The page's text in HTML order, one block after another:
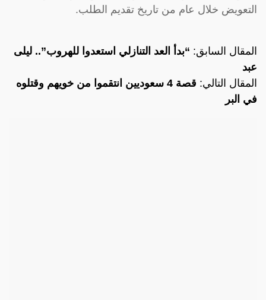
التعويض خلال عام من تاريخ تقديم الطلب.
المقال السابق: “بدأ العد التنازلي استعدوا للهروب”.. ليلى
عبد
المقال التالي:
قصة 4 سعوديين انتقموا من خويهم وقتلوه
في البر